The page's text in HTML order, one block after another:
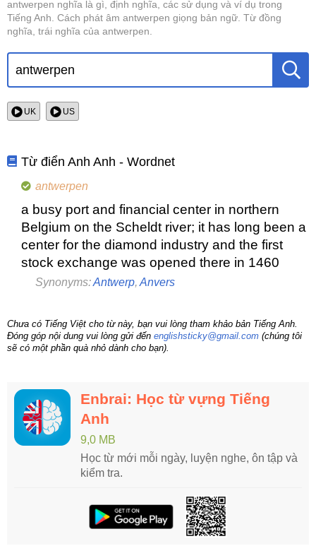
antwerpen nghĩa là gì, định nghĩa, các sử dụng và ví dụ trong
Tiếng Anh. Cách phát âm antwerpen giọng bản ngữ. Từ đồng
nghĩa, trái nghĩa của antwerpen.
UK US
Từ điển Anh Anh - Wordnet
antwerpen
a busy port and financial center in northern
Belgium on the Scheldt river; it has long been a
center for the diamond industry and the first
stock exchange was opened there in 1460
Synonyms:Antwerp,Anvers
Chưa có Tiếng Việt cho từ này, bạn vui lòng tham khảo bản Tiếng Anh.
Đóng góp nội dung vui lòng gửi đến englishsticky@gmail.com (chúng tôi
sẽ có một phần quà nhỏ dành cho bạn).
Enbrai: Học từ vựng Tiếng
Anh
9,0 MB
Học từ mới mỗi ngày, luyện nghe, ôn tập và
kiểm tra.